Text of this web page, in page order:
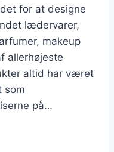
for at designe
lædervarer,
makeup
allerhøjeste
altid har været
som
på…